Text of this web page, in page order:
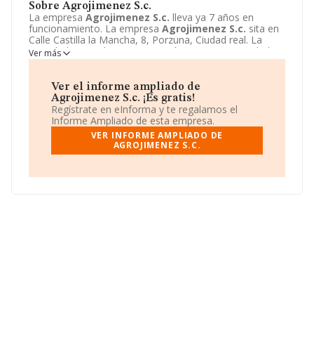
Sobre Agrojimenez S.c.
La empresa Agrojimenez S.c. lleva ya 7 años en
funcionamiento. La empresa Agrojimenez S.c. sita en
Calle Castilla la Mancha, 8, Porzuna, Ciudad real. La
actividad CNAE de esta compañía es 0161 - Actividades
de apoyo a la agricultura. La empreaAgrojimenez S.c.
Ver más
Ver el informe ampliado de
Agrojimenez S.c. ¡Es gratis!
Regístrate en eInforma y te regalamos el
Informe Ampliado de esta empresa.
VER INFORME AMPLIADO DE
AGROJIMENEZ S.C.